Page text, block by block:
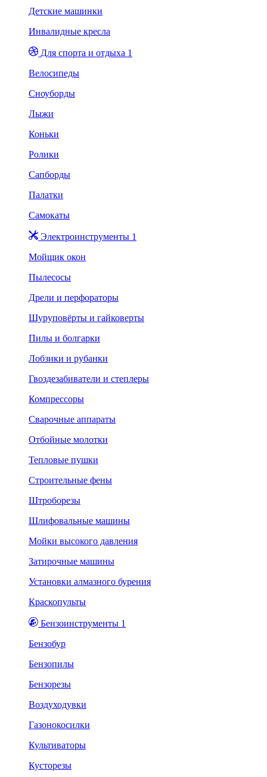
Детские машинки
Инвалидные кресла
Для спорта и отдыха 1
Велосипеды
Сноуборды
Лыжи
Коньки
Ролики
Сапборды
Палатки
Самокаты
Электроинструменты 1
Мойщик окон
Пылесосы
Дрели и перфораторы
Шуруповёрты и гайковерты
Пилы и болгарки
Лобзики и рубанки
Гвоздезабиватели и степлеры
Компрессоры
Сварочные аппараты
Отбойные молотки
Тепловые пушки
Строительные фены
Штроборезы
Шлифовальные машины
Мойки высокого давления
Затирочные машины
Установки алмазного бурения
Краскопульты
Бензоинструменты 1
Бензобур
Бензопилы
Бензорезы
Воздуходувки
Газонокосилки
Культиваторы
Кусторезы